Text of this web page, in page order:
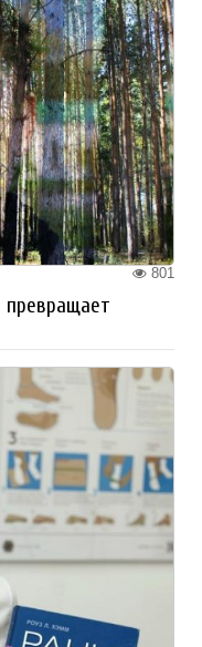
801
превращает